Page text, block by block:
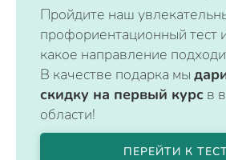
Пройдите наш
профориентационный тест
какое направление
В качестве подарка мы
скидку на первый курс в
области!
ПЕРЕЙТИ К